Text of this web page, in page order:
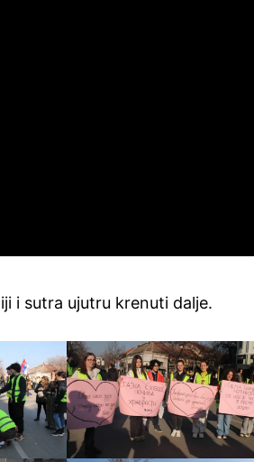
i sutra ujutru krenuti dalje.